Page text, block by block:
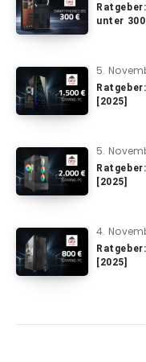
unter
5.
[2025]
5.
[2025]
4.
[2025]